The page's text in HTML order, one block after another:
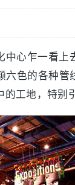
心乍一看上
色的各种管
工地，特别